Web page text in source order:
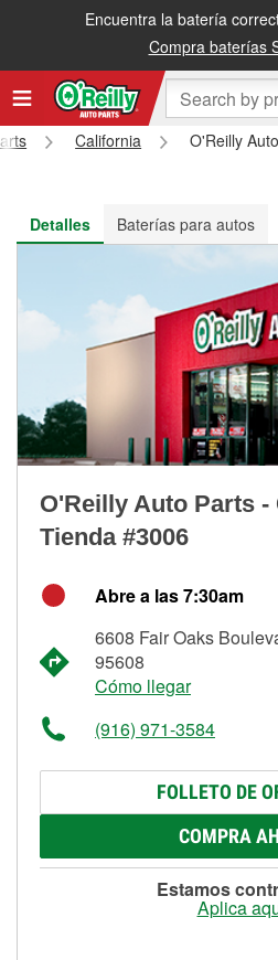
Encuentra la batería
Compra baterías
Recibe tu orden gratis al día
California
O'Reilly
Detalles
Baterías para autos
O'Reilly Auto Parts -
Tienda #3006
Abre a las 7:30am
6608 Fair Oaks
95608
Cómo llegar
(916) 971-3584
FOLLETO DE
COMPRA
Estamos
Aplica